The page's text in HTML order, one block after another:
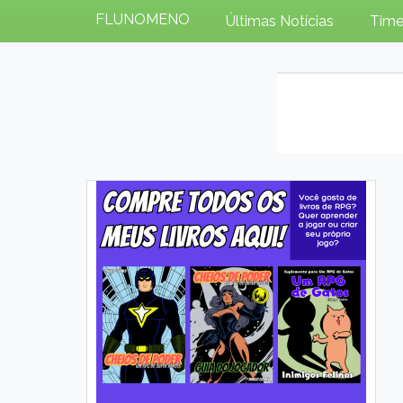
FLUNOMENO Últimas Notícias